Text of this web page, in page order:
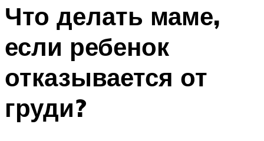
Что делать маме,
если ребенок
отказывается от
груди?